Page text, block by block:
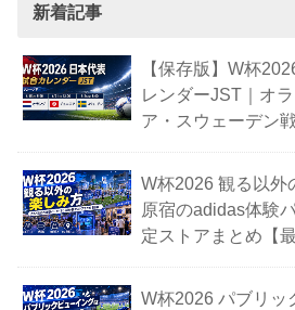
新着記事
【保存版】W杯
レンダーJST｜オ
ア・スウェーデン
W杯2026 観る以外
原宿のadidas体験
定ストアまとめ【
W杯2026 パブリッ